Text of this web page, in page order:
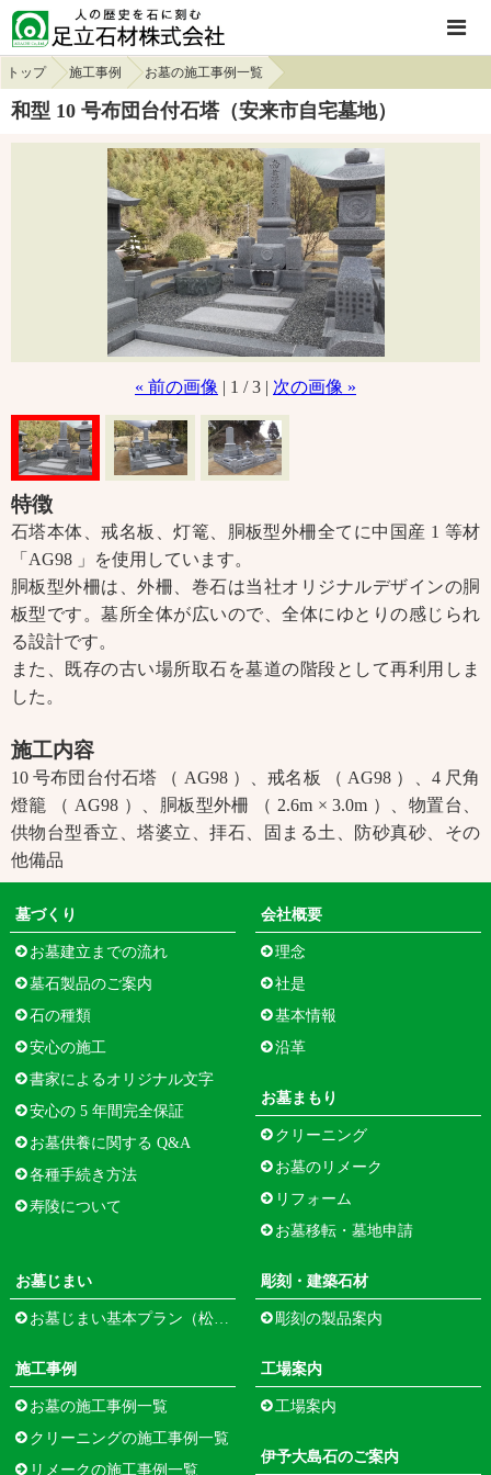
トップ 施工事例 お墓の施工事例一覧
和型 10 号布団台付石塔（安来市自宅墓地）
« 前の画像 | 1 / 3 | 次の画像 »
特徴
石塔本体、戒名板、灯篭、胴板型外柵全てに中国産 1 等材
「AG98 」を使用しています。
胴板型外柵は、外柵、巻石は当社オリジナルデザインの胴
板型です。墓所全体が広いので、全体にゆとりの感じられ
る設計です。
また、既存の古い場所取石を墓道の階段として再利用しま
した。
施工内容
10 号布団台付石塔 （ AG98 ）、戒名板 （ AG98 ）、4 尺角
燈籠 （ AG98 ）、胴板型外柵 （ 2.6m × 3.0m ）、物置台、
供物台型香立、塔婆立、拝石、固まる土、防砂真砂、その
他備品
墓づくり
お墓建立までの流れ
墓石製品のご案内
石の種類
安心の施工
書家によるオリジナル文字
安心の 5 年間完全保証
お墓供養に関する Q&A
各種手続き方法
寿陵について
会社概要
理念
社是
基本情報
沿革
お墓まもり
クリーニング
お墓のリメーク
リフォーム
お墓移転・墓地申請
お墓じまい
お墓じまい基本プラン（松江市寺町）
彫刻・建築石材
彫刻の製品案内
施工事例
お墓の施工事例一覧
クリーニングの施工事例一覧
リメークの施工事例一覧
工場案内
工場案内
伊予大島石のご案内